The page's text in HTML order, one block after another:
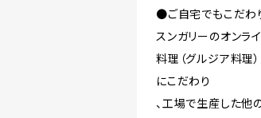
●ご自宅でもこだわ
スンガリーのオンラ
料理（グルジア料理
にこだわり
、工場で生産した他